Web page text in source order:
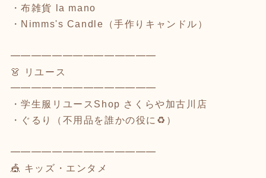
・布雑貨 la mano
・Nimms's Candle（手作りキャンドル）
━━━━━━━━━━━━━━
👗 リユース
━━━━━━━━━━━━━━
・学生服リユースShop さくらや加古川店
・ぐるり（不用品を誰かの役に♻️）
━━━━━━━━━━━━━━
🎪 キッズ・エンタメ